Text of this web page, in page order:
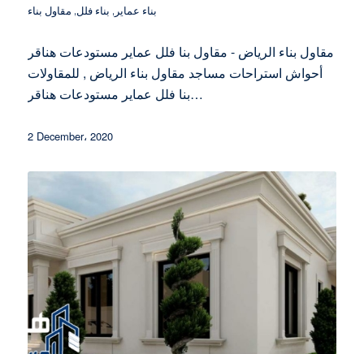
بناء عماير , بناء فلل, مقاول بناء
مقاول بناء الرياض - مقاول بنا فلل عماير مستودعات هناقر
أحواش استراحات مساجد مقاول بناء الرياض , للمقاولات
بنا فلل عماير مستودعات هناقر…
2 December، 2020